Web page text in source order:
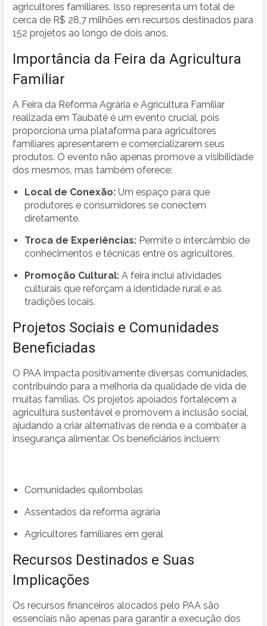
agricultores familiares. Isso representa um total de
cerca de R$ 28,7 milhões em recursos destinados para
152 projetos ao longo de dois anos.
Importância da Feira da Agricultura
Familiar
A Feira da Reforma Agrária e Agricultura Familiar
realizada em Taubaté é um evento crucial, pois
proporciona uma plataforma para agricultores
familiares apresentarem e comercializarem seus
produtos. O evento não apenas promove a visibilidade
dos mesmos, mas também oferece:
Local de Conexão: Um espaço para que
produtores e consumidores se conectem
diretamente.
Troca de Experiências: Permite o intercâmbio de
conhecimentos e técnicas entre os agricultores.
Promoção Cultural: A feira inclui atividades
culturais que reforçam a identidade rural e as
tradições locais.
Projetos Sociais e Comunidades
Beneficiadas
O PAA impacta positivamente diversas comunidades,
contribuindo para a melhoria da qualidade de vida de
muitas famílias. Os projetos apoiados fortalecem a
agricultura sustentável e promovem a inclusão social,
ajudando a criar alternativas de renda e a combater a
insegurança alimentar. Os beneficiários incluem:
Comunidades quilombolas
Assentados da reforma agrária
Agricultores familiares em geral
Recursos Destinados e Suas
Implicações
Os recursos financeiros alocados pelo PAA são
essenciais não apenas para garantir a execução dos